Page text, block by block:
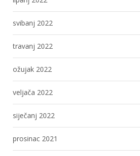
svibanj 2022
travanj 2022
ožujak 2022
veljača 2022
siječanj 2022
prosinac 2021